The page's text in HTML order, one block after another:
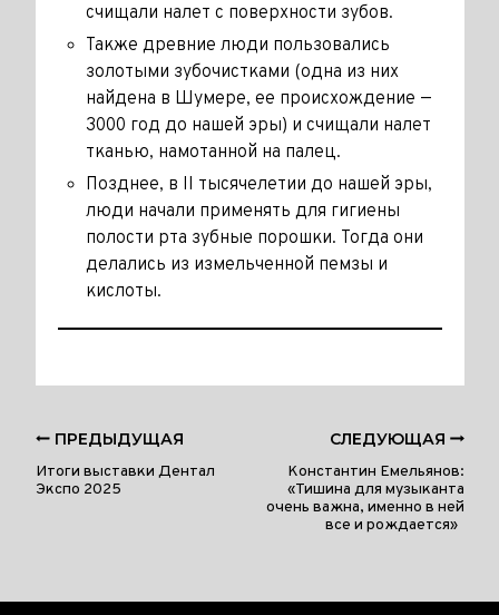
счищали налет с поверхности зубов.
Также древние люди пользовались
золотыми зубочистками (одна из них
найдена в Шумере, ее происхож­дение —
3000 год до нашей эры) и счищали налет
тканью, намотанной на палец.
Позднее, в II тысячелетии до нашей эры,
люди начали применять для гигиены
полости рта зубные порошки. Тогда они
делались из измельченной пемзы и
кислоты.
ПРЕДЫДУЩАЯ
Итоги выставки Дентал
Экспо 2025
СЛЕДУЮЩАЯ
Константин Емельянов:
«Тишина для музыканта
очень важна, именно в ней
все и рождается»